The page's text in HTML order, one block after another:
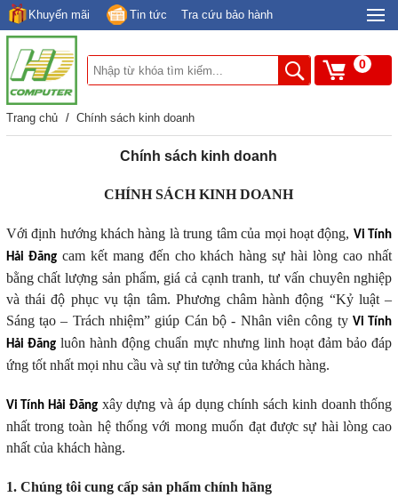
Khuyến mãi Tin tức Tra cứu bảo hành
0
Trang chủ / Chính sách kinh doanh
Chính sách kinh doanh
CHÍNH SÁCH KINH DOANH
Với định hướng khách hàng là trung tâm của mọi hoạt động, Vi Tính
Hải Đăngcam kết mang đến cho khách hàng sự hài lòng cao nhất
bằng chất lượng sản phẩm, giá cả cạnh tranh, tư vấn chuyên nghiệp
và thái độ phục vụ tận tâm. Phương châm hành động “Kỷ luật –
Sáng tạo – Trách nhiệm” giúp Cán bộ - Nhân viên công ty Vi Tính
Hải Đăngluôn hành động chuẩn mực nhưng linh hoạt đảm bảo đáp
ứng tốt nhất mọi nhu cầu và sự tin tưởng của khách hàng.
Vi Tính Hải Đăngxây dựng và áp dụng chính sách kinh doanh thống
nhất trong toàn hệ thống với mong muốn đạt được sự hài lòng cao
nhất của khách hàng.
1. Chúng tôi cung cấp sản phẩm chính hãng